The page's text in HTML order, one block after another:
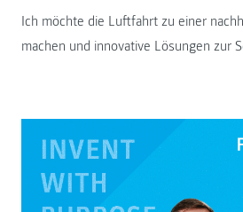
Ich möchte die Luftfahrt zu einer
machen und innovative Lösungen zur